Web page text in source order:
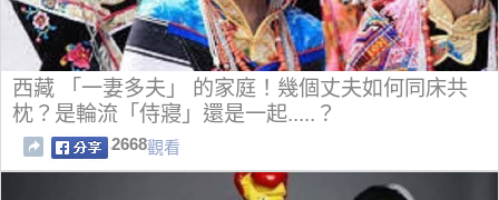
西藏 「一妻多夫」 的家庭！幾個丈夫如何同床共
枕？是輪流「侍寢」還是一起.....？
2668觀看